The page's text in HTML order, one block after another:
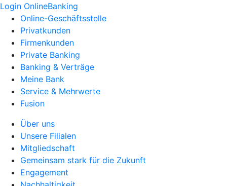
Login OnlineBanking
Online-Geschäftsstelle
Privatkunden
Firmenkunden
Private Banking
Banking & Verträge
Meine Bank
Service & Mehrwerte
Fusion
Über uns
Unsere Filialen
Mitgliedschaft
Gemeinsam stark für die Zukunft
Engagement